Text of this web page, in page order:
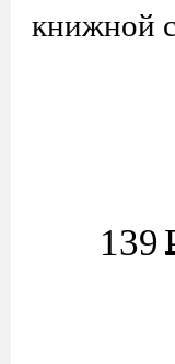
книжной
139